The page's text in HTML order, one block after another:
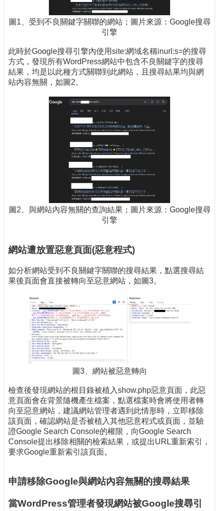
壇
業
專
欄
圖1、受到不良關鍵字關聯的網站；圖片來源：Google搜尋
引擎
此時於Google搜尋引擎內使用site:網域名稱inurl:s=的搜尋
方式，發現所有WordPress網站中包含不良關鍵字的搜尋
結果，均是以此種方式關聯到此網站，且搜尋結果均與網
站內容無關，如圖2。
圖2、與網站內容無關的查詢結果；圖片來源：Google搜尋
引擎
網站遭放置惡意頁面(惡意程式)
如分析網站受到不良關鍵字關聯的搜尋結果，點選搜尋結
果後頁面會直接被轉向至惡意網站，如圖3。
圖3、網站被惡意轉向
檢查後發現網站的根目錄被植入show.php惡意頁面，此惡
意頁面會在背景隨機產生檔案，點選檔案時會將使用者轉
向至惡意網站，建議網站管理者遇到此情形時，立即移除
該頁面，確認網站是否被植入其他惡意程式或頁面，並驗
證Google Search Console的權限，向Google Search
Console提出移除相關的檢索結果，或提出URL重新索引，
要求Google重新索引該頁面。
申請移除Google與網站內容無關的搜尋結果
當WordPress管理者發現網站被Google搜尋引